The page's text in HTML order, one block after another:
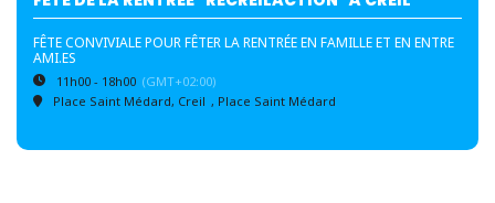
FÊTE CONVIVIALE POUR FÊTER LA RENTRÉE EN FAMILLE ET EN ENTRE
AMI.ES
11h00 - 18h00 (GMT+02:00)
Place Saint Médard, Creil , Place Saint Médard